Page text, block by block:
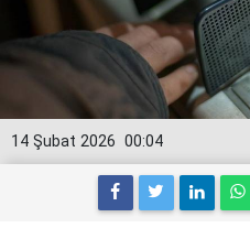
00:04
14 Şubat 2026